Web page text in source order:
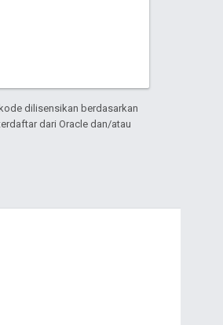
dilisensikan berdasarkan
dari Oracle dan/atau